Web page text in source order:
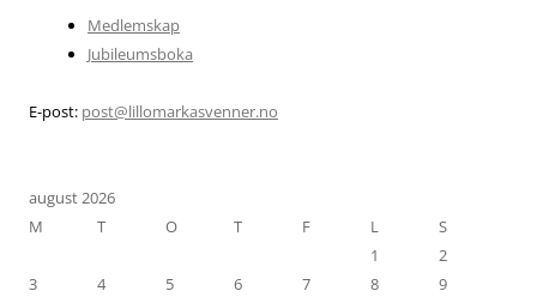
Medlemskap
Jubileumsboka
E-post: post@lillomarkasvenner.no
august 2026
M
T O T F L
S
1
2
3
4 5 6 7 8
9